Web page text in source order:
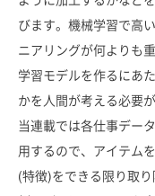
びます。機械学習で高
ニアリングが何よりも
学習モデルを作るにあ
かを人間が考える必要が
当連載では各仕事デー
用するので、アイテム
(特徴)をできる限り取り